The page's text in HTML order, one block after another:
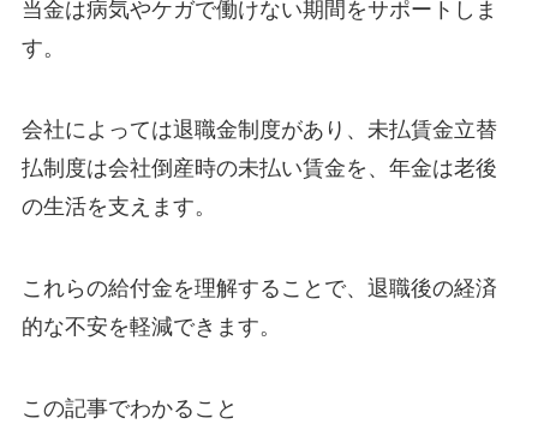
当金は病気やケガで働けない期間をサポートしま
す。
会社によっては退職金制度があり、未払賃金立替
払制度は会社倒産時の未払い賃金を、年金は老後
の生活を支えます。
これらの給付金を理解することで、退職後の経済
的な不安を軽減できます。
この記事でわかること